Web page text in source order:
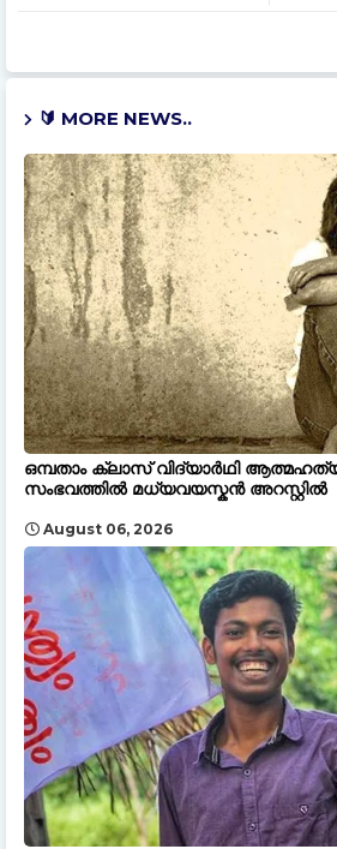
🔰 MORE NEWS..
ഒമ്പതാം ക്ലാസ് വിദ്യാർഥി
സംഭവത്തിൽ മധ്യവയസ്കൻ അറസ്റ്റിൽ
August 06, 2026